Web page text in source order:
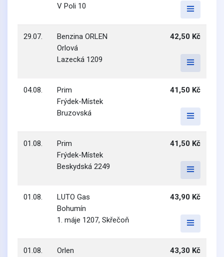
V Poli 10
29.07.
Benzina ORLEN
Orlová
Lazecká 1209
42,50 Kč
04.08.
Prim
Frýdek-Místek
Bruzovská
41,50 Kč
01.08.
Prim
Frýdek-Místek
Beskydská 2249
41,50 Kč
01.08.
LUTO Gas
Bohumín
1. máje 1207, Skřečoň
43,90 Kč
01.08.
Orlen
43,30 Kč